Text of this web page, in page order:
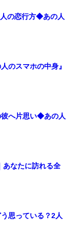
の恋行方◆あの人
のスマホの中身』
へ片思い◆あの人
あなたに訪れる全
思っている？2人